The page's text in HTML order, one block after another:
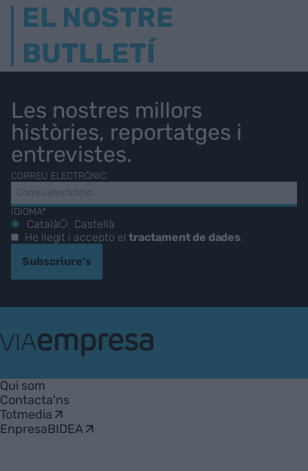
EL NOSTRE
BUTLLETÍ
Les nostres millors
històries, reportatges i
entrevistes.
CORREU ELECTRÒNIC
IDIOMA*
Català
Castellà
He llegit i accepto eltractament de dades
Subscriure's
Empresa
Qui som
Contacta'ns
Totmedia
EnpresaBIDEA